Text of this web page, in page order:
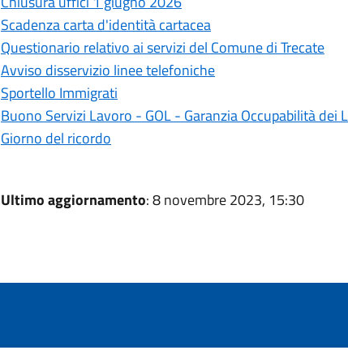
Scadenza carta d'identità cartacea
Questionario relativo ai servizi del Comune di Trecate
Avviso disservizio linee telefoniche
Sportello Immigrati
Buono Servizi Lavoro - GOL - Garanzia Occupabilità dei
Giorno del ricordo
Ultimo aggiornamento: 8 novembre 2023, 15:30